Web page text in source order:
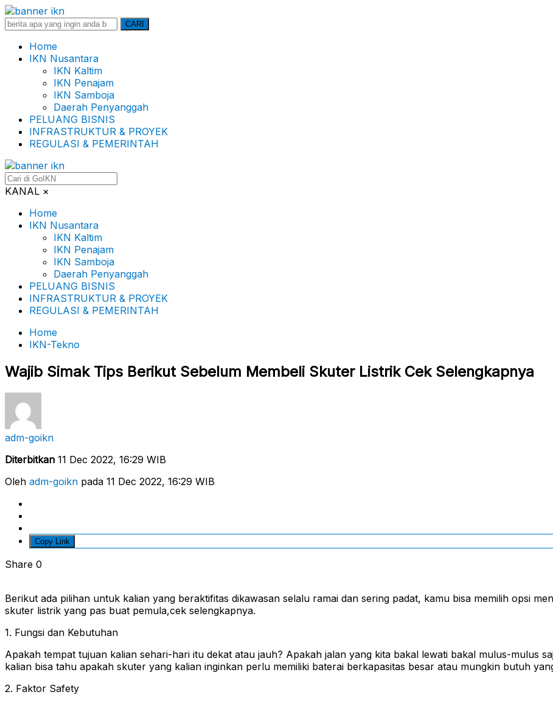
Search
CARI
Home
IKN Nusantara
IKN Kaltim
IKN Penajam
IKN Samboja
Daerah Penyanggah
PELUANG BISNIS
INFRASTRUKTUR & PROYEK
REGULASI & PEMERINTAH
KANAL ×
Home
IKN Nusantara
IKN Kaltim
IKN Penajam
IKN Samboja
Daerah Penyanggah
PELUANG BISNIS
INFRASTRUKTUR & PROYEK
REGULASI & PEMERINTAH
Home
IKN-Tekno
Wajib Simak Tips Berikut Sebelum Membeli Skuter Listrik Cek Selengkapnya
adm-goikn
Diterbitkan 11 Dec 2022, 16:29 WIB
Oleh adm-goikn pada 11 Dec 2022, 16:29 WIB
Copy Link
Share 0
Berikut ada pilihan untuk kalian yang beraktifitas dikawasan selalu ramai dan sering padat, kamu bisa memilih opsi
skuter listrik yang pas buat pemula,cek selengkapnya.
1. Fungsi dan Kebutuhan
Apakah tempat tujuan kalian sehari-hari itu dekat atau jauh? Apakah jalan yang kita bakal lewati bakal mulus-mulus
kalian bisa tahu apakah skuter yang kalian inginkan perlu memiliki baterai berkapasitas besar atau mungkin butuh
2. Faktor Safety